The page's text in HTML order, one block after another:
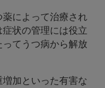
によって治療され
状の管理には役立
てうつ病から解放
加といった有害な